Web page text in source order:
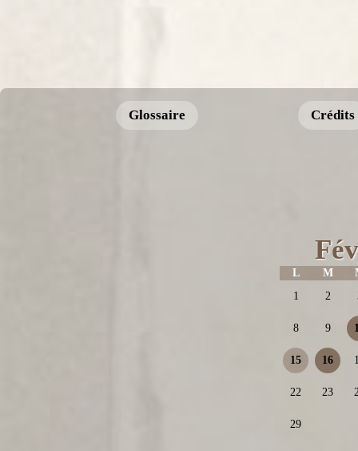
Glossaire Crédits
L M
1
2
8 9
15 16
22 23
29